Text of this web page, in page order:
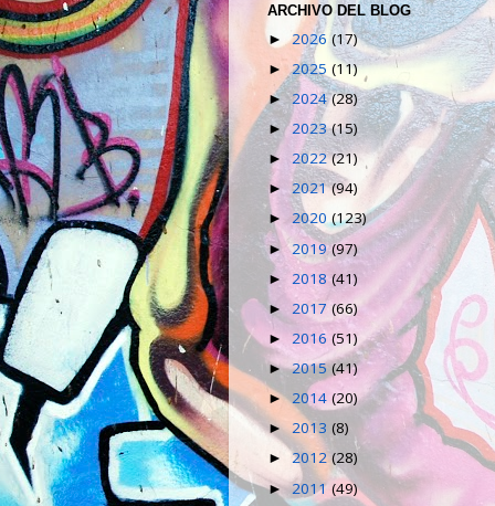
ARCHIVO DEL BLOG
►2026 (17)
►2025 (11)
►2024(28)
►2023(15)
► 2022(21)
► 2021(94)
► 2020(123)
►2019(97)
► 2018(41)
► 2017 (66)
► 2016 (51)
►2015(41)
►2014 (20)
►2013 (8)
► 2012(28)
►2011 (49)